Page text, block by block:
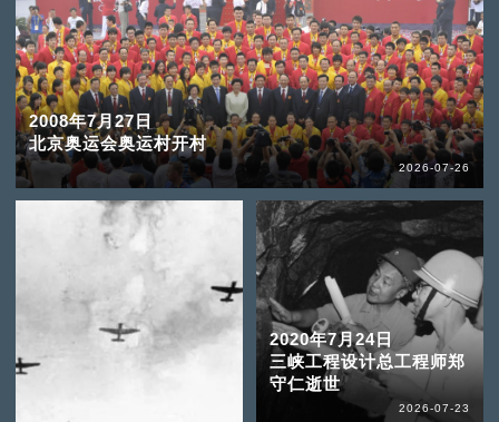
2008年7月27日
北京奥运会奥运村开村
2026-07-26
2020年7月24日
三峡工程设计总工程师郑
守仁逝世
2026-07-23